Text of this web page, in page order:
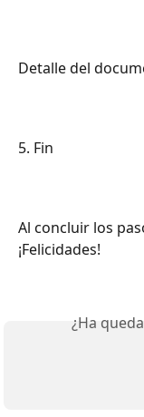
Detalle del
5. Fin
Al concluir los
¡Felicidades!
¿Ha